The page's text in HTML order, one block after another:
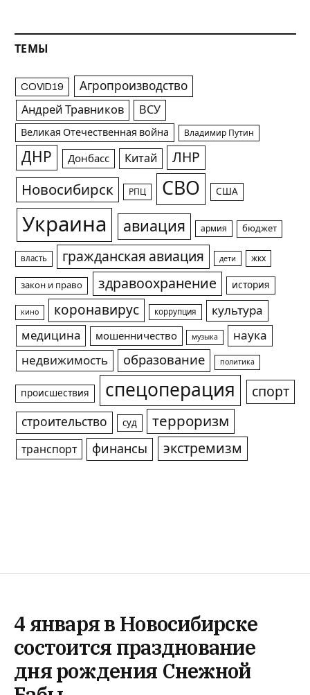
ТЕМЫ
COVID19 Агропроизводство
Андрей Травников ВСУ
Великая Отечественная война Владимир Путин
ДНР Донбасс Китай ЛНР
Новосибирск РПЦ СВО США
Украина авиация армия бюджет
власть гражданская авиация дети жкх
закон и право здравоохранение история
кино коронавирус коррупция
культура
медицина
мошенничество музыка
наука
недвижимость
образование политика
происшествия спецоперация спорт
строительство суд терроризм
транспорт финансы экстремизм
4 января в Новосибирске
состоится празднование
дня рождения Снежной